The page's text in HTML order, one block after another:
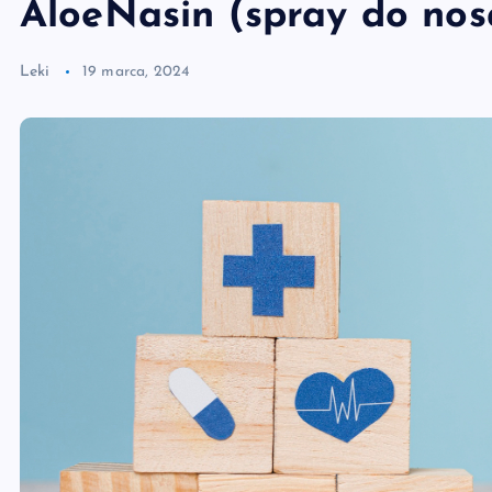
AloeNasin (spray do
Leki 19 marca, 2024